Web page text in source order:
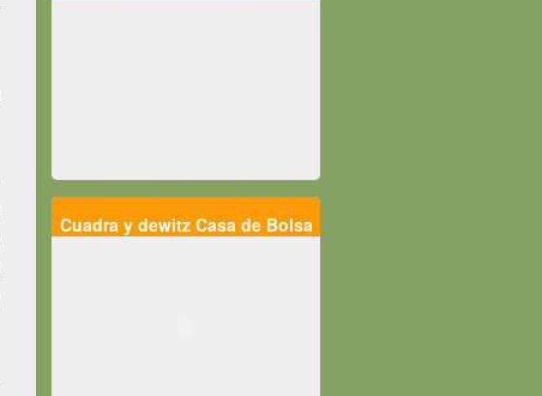
Cuadra y dewitz Casa de Bolsa